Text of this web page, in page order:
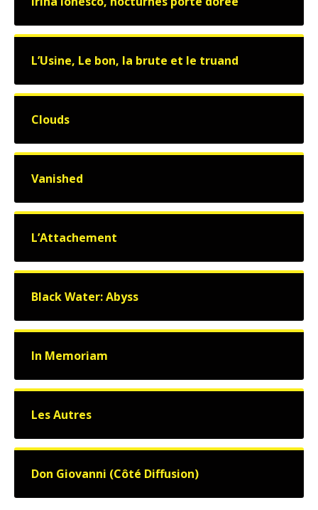
L’Usine, Le bon, la brute et le truand
Clouds
Vanished
L’Attachement
Black Water: Abyss
In Memoriam
Les Autres
Don Giovanni (Côté Diffusion)